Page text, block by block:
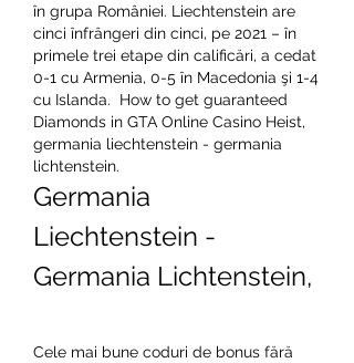
în grupa României. Liechtenstein are
cinci înfrângeri din cinci, pe 2021 – în
primele trei etape din calificări, a cedat
0-1 cu Armenia, 0-5 în Macedonia şi 1-4
cu Islanda.  How to get guaranteed
Diamonds in GTA Online Casino Heist,
germania liechtenstein - germania
lichtenstein.
Germania
Liechtenstein -
Germania Lichtenstein,
Cele mai bune coduri de bonus fără